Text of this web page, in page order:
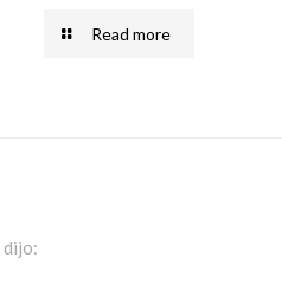
Read more
dijo: